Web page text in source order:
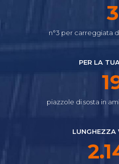
4
n°3 per carreggiata
PER LA
piazzole di sosta in
LUNGHEZZA